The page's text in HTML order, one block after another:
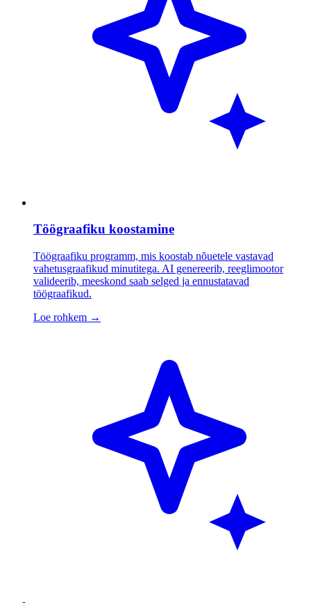
Töögraafiku koostamine
Töögraafiku programm, mis koostab nõuetele vastavad
vahetusgraafikud minutitega. AI genereerib, reeglimootor
valideerib, meeskond saab selged ja ennustatavad
töögraafikud.
Loe rohkem →